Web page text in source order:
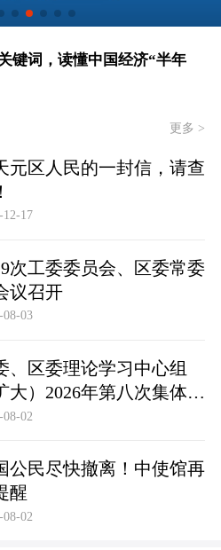
”——突出重点推进健康中
键词，读懂中国经济“半年
康是1 其他是后面的0]
些惠及面广、牵一发而动
”——突出重点推进健康中
关键词，读懂中国经济“半年
更多 >
元区人民的一封信，请查
12-17
次工委委员会、区委常委
议召开
08-03
、区委理论学习中心组
大）2026年第八次集体学
行
08-02
公民尽快撤离！中使馆再
醒
08-02